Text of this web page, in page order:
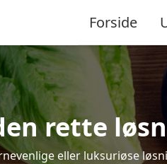
Forside
rette
eller luksuriøse